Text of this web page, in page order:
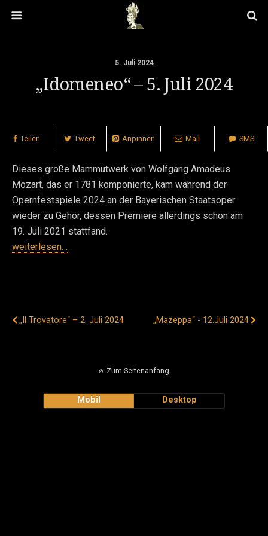
5. Juli 2024
„Idomeneo“ – 5. Juli 2024
Teilen Tweet Anpinnen Mail SMS
Dieses große Mammutwerk von Wolfgang Amadeus
Mozart, das er 1781 komponierte, kam während der
Opernfestspiele 2024 an der Bayerischen Staatsoper
wieder zu Gehör, dessen Premiere allerdings schon am
19. Juli 2021 stattfand.
weiterlesen…
„Il Trovatore“ – 2. Juli 2024
„Mazeppa“ - 12.Juli 2024
Zum Seitenanfang
Mobil Desktop